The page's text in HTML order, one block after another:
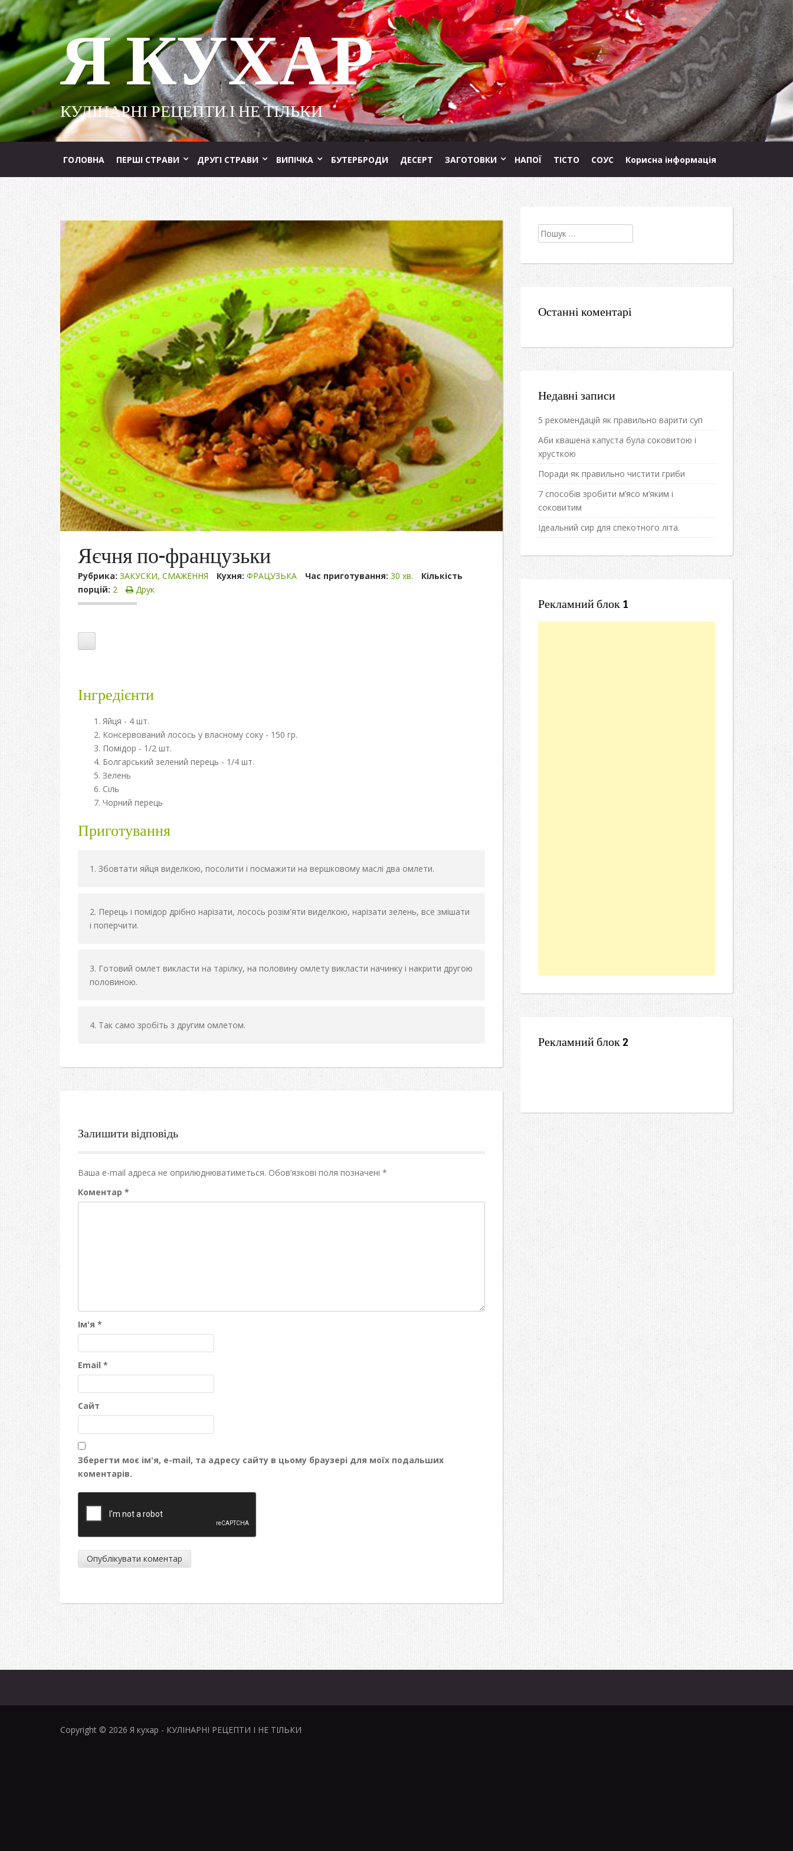
Я КУХАР
КУЛІНАРНІ РЕЦЕПТИ І НЕ ТІЛЬКИ
ГОЛОВНА ПЕРШІ СТРАВИ ДРУГІ СТРАВИ ВИПІЧКА БУТЕРБРОДИ ДЕСЕРТ ЗАГОТОВКИ НАПОЇ ТІСТО СОУС Корисна інформація
Яєчня по-французьки
Рубрика: ЗАКУСКИ, СМАЖЕННЯ Кухня: ФРАЦУЗЬКА Час приготування: 30 хв.
Кількість
порцій: 2 Друк
Інгредієнти
Яйця - 4 шт.
Консервований лосось у власному соку - 150 гр.
Помідор - 1/2 шт.
Болгарський зелений перець - 1/4 шт.
Зелень
Сіль
Чорний перець
Приготування
Збовтати яйця виделкою, посолити і посмажити на вершковому маслі два омлети.
Перець і помідор дрібно нарізати, лосось розім'яти виделкою, нарізати зелень, все змішати
і поперчити.
Готовий омлет викласти на тарілку, на половину омлету викласти начинку і накрити другою
половиною.
Так само зробіть з другим омлетом.
Залишити відповідь
Ваша e-mail адреса не оприлюднюватиметься. Обов’язкові поля позначені *
Коментар *
Ім'я *
Email *
Сайт
Зберегти моє ім'я, e-mail, та адресу сайту в цьому браузері для моїх подальших
коментарів.
Пошук:
Останні коментарі
Недавні записи
5 рекомендацій як правильно варити суп
Аби квашена капуста була соковитою і
хрусткою
Поради як правильно чистити гриби
7 способів зробити м’ясо м’яким і
соковитим
Ідеальний сир для спекотного літа.
Рекламний блок 1
Рекламний блок 2
Copyright © 2026 Я кухар - КУЛІНАРНІ РЕЦЕПТИ І НЕ ТІЛЬКИ